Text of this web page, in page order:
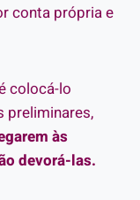
conta própria e
colocá-lo
preliminares,
às
devorá-las.